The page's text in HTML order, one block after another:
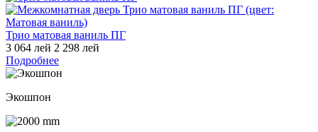
Трио матовая ваниль ПГ
3 064 лей 2 298 лей
Подробнее
Экошпон